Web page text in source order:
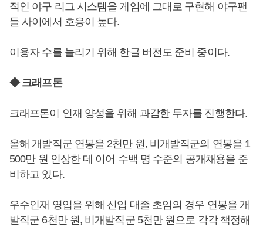
적인 야구 리그 시스템을 게임에 그대로 구현해 야구팬
들 사이에서 호응이 높다.
이용자 수를 늘리기 위해 한글 버전도 준비 중이다.
◆ 크래프톤
크래프톤이 인재 양성을 위해 과감한 투자를 진행한다.
올해 개발직군 연봉을 2천만 원, 비개발직군의 연봉을 1
500만 원 인상한 데 이어 수백 명 수준의 공개채용을 준
비하고 있다.
우수인재 영입을 위해 신입 대졸 초임의 경우 연봉을 개
발직군 6천만 원, 비개발직군 5천만 원으로 각각 책정해